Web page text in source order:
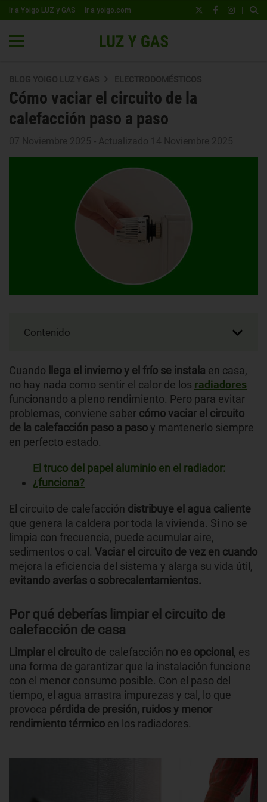
Ir a Yoigo LUZ y GAS Ir a yoigo.com |
BLOG YOIGO LUZ Y GAS ELECTRODOMÉSTICOS
Cómo vaciar el circuito de la
calefacción paso a paso
07 Noviembre 2025 - Actualizado 14 Noviembre 2025
Contenido
Cuando llega el invierno y el frío se instala en casa,
no hay nada como sentir el calor de los radiadores
funcionando a pleno rendimiento. Pero para evitar
problemas, conviene saber cómo vaciar el circuito
de la calefacción paso a pasoy mantenerlo siempre
en perfecto estado.
El truco del papel aluminio en el radiador:
¿funciona?
El circuito de calefacción distribuye el agua caliente
que genera la caldera por toda la vivienda. Si no se
limpia con frecuencia, puede acumular aire,
sedimentos o cal. Vaciar el circuito de vez en cuando
mejora la eficiencia del sistema y alarga su vida útil,
evitando averías o sobrecalentamientos.
Por qué deberías limpiar el circuito de
calefacción de casa
Limpiar el circuito de calefacción no es opcional , es
una forma de garantizar que la instalación funcione
con el menor consumo posible. Con el paso del
tiempo, el agua arrastra impurezas y cal, lo que
provoca pérdida de presión, ruidos y menor
rendimiento térmico en los radiadores.